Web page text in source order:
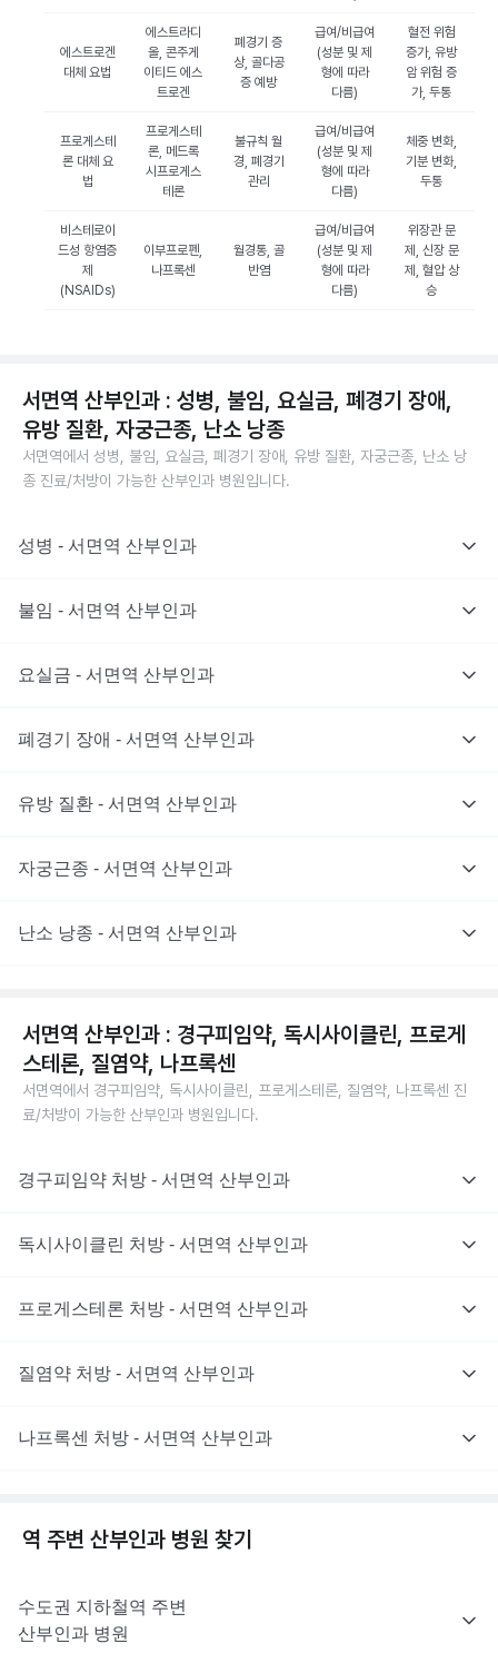
에스트로겐
대체 요법
에스트라디
올, 콘주게
이티드 에스
트로겐
폐경기 증
상, 골다공
증 예방
급여/비급여
(성분 및 제
형에 따라
다름)
혈전 위험
증가, 유방
암 위험 증
가, 두통
프로게스테
론 대체 요
법
프로게스테
론, 메드록
시프로게스
테론
불규칙 월
경, 폐경기
관리
급여/비급여
(성분 및 제
형에 따라
다름)
체중 변화,
기분 변화,
두통
비스테로이
드성 항염증
제
(NSAIDs)
이부프로펜,
나프록센
월경통, 골
반염
급여/비급여
(성분 및 제
형에 따라
다름)
위장관 문
제, 신장 문
제, 혈압 상
승
서면역 산부인과 : 성병, 불임, 요실금, 폐경기 장애,
유방 질환, 자궁근종, 난소 낭종
서면역에서 성병, 불임, 요실금, 폐경기 장애, 유방 질환, 자궁근종, 난소 낭
종 진료/처방이 가능한 산부인과 병원입니다.
성병 - 서면역 산부인과
불임 - 서면역 산부인과
요실금 - 서면역 산부인과
폐경기 장애 - 서면역 산부인과
유방 질환 - 서면역 산부인과
자궁근종 - 서면역 산부인과
난소 낭종 - 서면역 산부인과
서면역 산부인과 : 경구피임약, 독시사이클린, 프로게
스테론, 질염약, 나프록센
서면역에서 경구피임약, 독시사이클린, 프로게스테론, 질염약, 나프록센 진
료/처방이 가능한 산부인과 병원입니다.
경구피임약 처방 - 서면역 산부인과
독시사이클린 처방 - 서면역 산부인과
프로게스테론 처방 - 서면역 산부인과
질염약 처방 - 서면역 산부인과
나프록센 처방 - 서면역 산부인과
역 주변 산부인과 병원 찾기
수도권 지하철역 주변
산부인과 병원